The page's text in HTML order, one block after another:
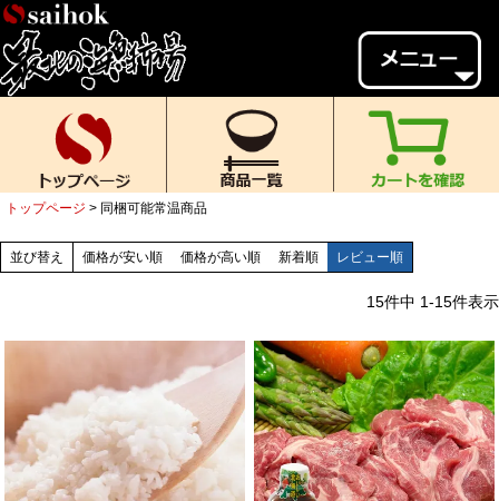
会員様メニュー
ゲスト
様、
いらっしゃいませ。
ご来店ありがとうございます。
新規会員登録
MYページ MYクーポン
お気に入り
閲覧履歴
当店について
初めての方へ 送料・お支払い
返品について ご利用ガイド
トップページ 同梱可能常温商品
並び替え 価格が安い順 価格が高い順 新着順 レビュー順
15件中 1-15件表示